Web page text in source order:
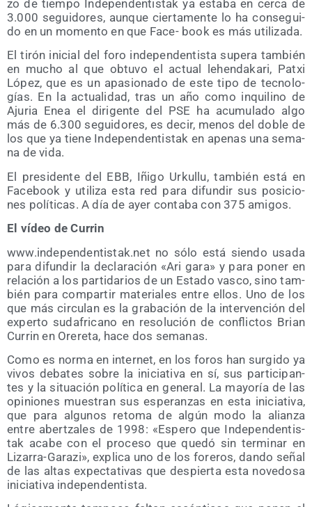
zo de tiem­po Inde­pen­den­tis­tak ya esta­ba en cer­ca de
3.000 segui­do­res, aun­que cier­ta­men­te lo ha con­se­gui­
do en un momen­to en que Face- book es más utilizada.
El tirón ini­cial del foro inde­pen­den­tis­ta supera tam­bién
en mucho al que obtu­vo el actual lehen­da­ka­ri, Patxi
López, que es un apa­sio­na­do de este tipo de tec­no­lo­
gías. En la actua­li­dad, tras un año como inqui­lino de
Aju­ria Enea el diri­gen­te del PSE ha acu­mu­la­do algo
más de 6.300 segui­do­res, es decir, menos del doble de
los que ya tie­ne Inde­pen­den­tis­tak en ape­nas una sema­
na de vida.
El pre­si­den­te del EBB, Iñi­go Urku­llu, tam­bién está en
Face­book y uti­li­za esta red para difun­dir sus posi­cio­
nes polí­ti­cas. A día de ayer con­ta­ba con 375 amigos.
El vídeo de Currin
www​.inde​pen​den​tis​tak​.net no sólo está sien­do usa­da
para difun­dir la decla­ra­ción «Ari gara» y para poner en
rela­ción a los par­ti­da­rios de un Esta­do vas­co, sino tam­
bién para com­par­tir mate­ria­les entre ellos. Uno de los
que más cir­cu­lan es la gra­ba­ción de la inter­ven­ción del
exper­to suda­fri­cano en reso­lu­ción de con­flic­tos Brian
Currin en Ore­re­ta, hace dos semanas.
Como es nor­ma en inter­net, en los foros han sur­gi­do ya
vivos deba­tes sobre la ini­cia­ti­va en sí, sus par­ti­ci­pan­
tes y la situa­ción polí­ti­ca en gene­ral. La mayo­ría de las
opi­nio­nes mues­tran sus espe­ran­zas en esta ini­cia­ti­va,
que para algu­nos reto­ma de algún modo la alian­za
entre aber­tza­les de 1998: «Espe­ro que Inde­pen­den­tis­
tak aca­be con el pro­ce­so que que­dó sin ter­mi­nar en
Liza­rra-Gara­zi», expli­ca uno de los fore­ros, dan­do señal
de las altas expec­ta­ti­vas que des­pier­ta esta nove­do­sa
ini­cia­ti­va independentista.